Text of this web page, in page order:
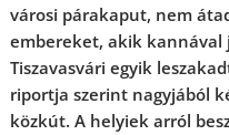
városi párakaput, nem
embereket, akik kannával
Tiszavasvári egyik
riportja szerint nagyjából
közkút. A helyiek arról